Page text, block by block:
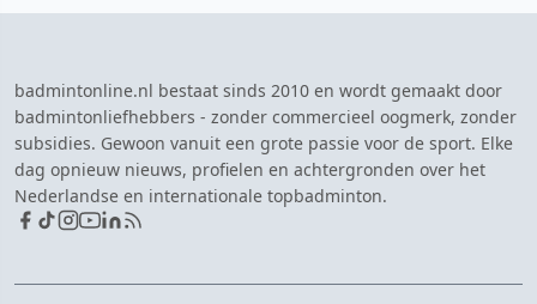
badmintonline.nl bestaat sinds 2010 en wordt gemaakt door
badmintonliefhebbers - zonder commercieel oogmerk, zonder
subsidies. Gewoon vanuit een grote passie voor de sport. Elke
dag opnieuw nieuws, profielen en achtergronden over het
Nederlandse en internationale topbadminton.